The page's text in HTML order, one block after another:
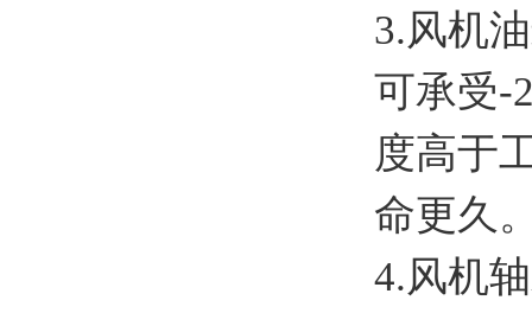
3.风机
可承受-
度高于
命更久
4.风机